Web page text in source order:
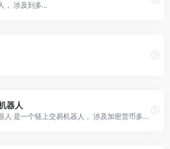
， 涉及到多...
器人
Pink Bot交易机器人 是一个链上交易机器人， 涉及加密货币多链交易， 速度很快 ！